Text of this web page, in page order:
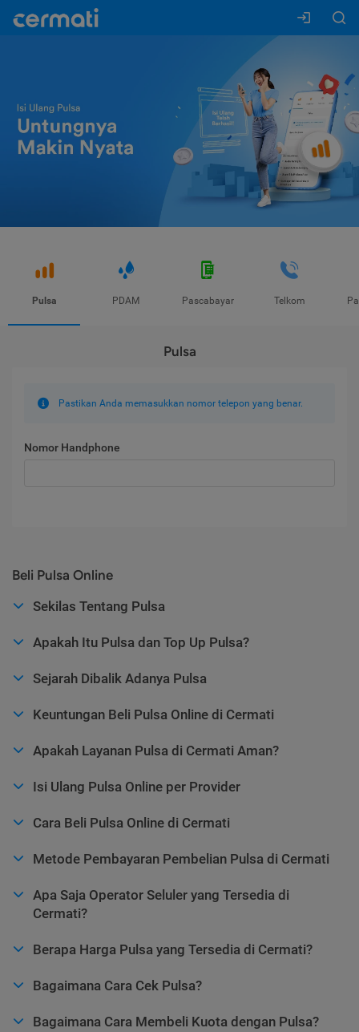
Pulsa PDAM Pascabayar Telkom
Pulsa
Pastikan Anda memasukkan nomor telepon yang benar.
Nomor Handphone
Beli Pulsa Online
Sekilas Tentang Pulsa
Apakah Itu Pulsa dan Top Up Pulsa?
Sejarah Dibalik Adanya Pulsa
Keuntungan Beli Pulsa Online di Cermati
Apakah Layanan Pulsa di Cermati Aman?
Isi Ulang Pulsa Online per Provider
Cara Beli Pulsa Online di Cermati
Metode Pembayaran Pembelian Pulsa di Cermati
Apa Saja Operator Seluler yang Tersedia di
Cermati?
Berapa Harga Pulsa yang Tersedia di Cermati?
Bagaimana Cara Cek Pulsa?
Bagaimana Cara Membeli Kuota dengan Pulsa?